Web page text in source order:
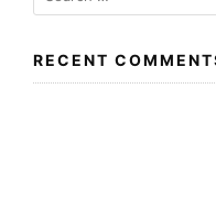
for:
RECENT